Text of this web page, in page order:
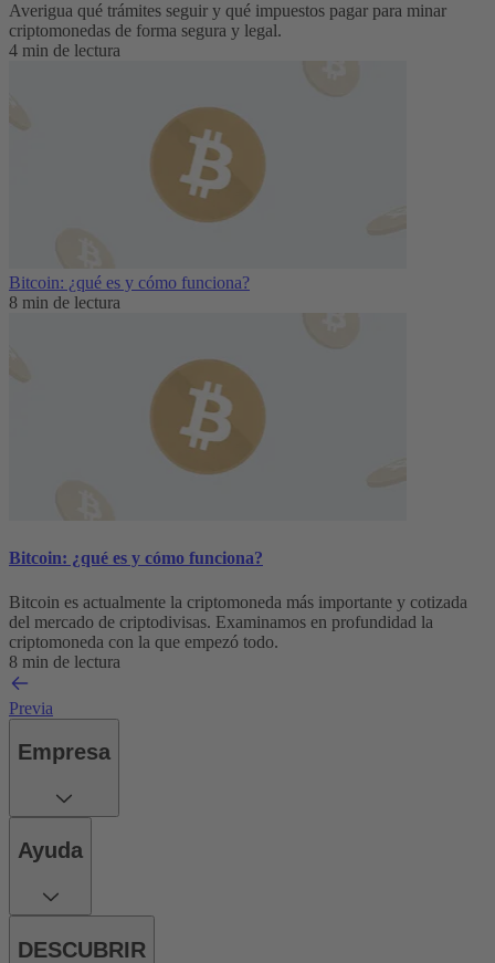
Averigua qué trámites seguir y qué impuestos pagar para minar
criptomonedas de forma segura y legal.
4 min de lectura
Bitcoin: ¿qué es y cómo funciona?
8 min de lectura
Bitcoin: ¿qué es y cómo funciona?
Bitcoin es actualmente la criptomoneda más importante y cotizada
del mercado de criptodivisas. Examinamos en profundidad la
criptomoneda con la que empezó todo.
8 min de lectura
Previa
Empresa
Ayuda
DESCUBRIR